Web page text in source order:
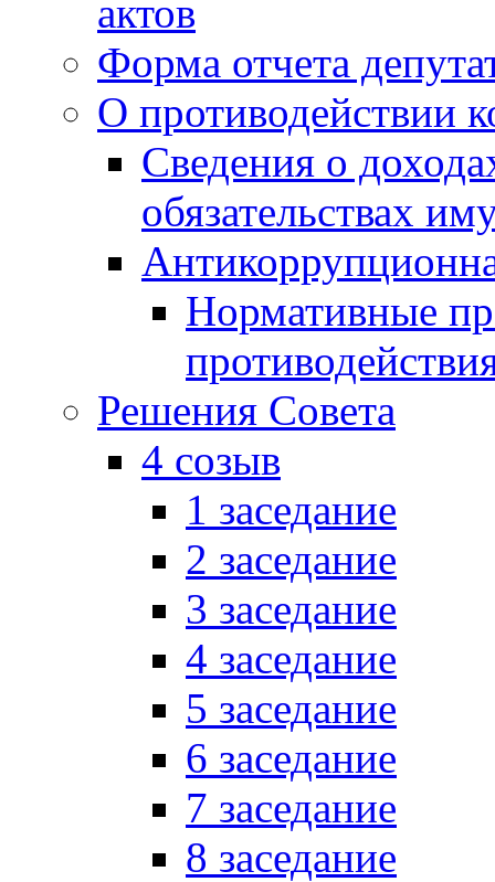
актов
Форма отчета
О противодействии
Сведения о
обязательствах
Нормативные
Решения Совета
4 созыв
1 заседание
2 заседание
3 заседание
4 заседание
5 заседание
6 заседание
7 заседание
8 заседание